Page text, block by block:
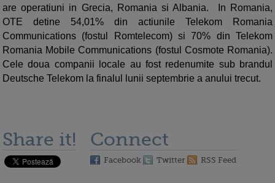
are operatiuni in Grecia, Romania si Albania. In Romania,
OTE detine 54,01% din actiunile Telekom Romania
Communications (fostul Romtelecom) si 70% din Telekom
Romania Mobile Communications (fostul Cosmote Romania).
Cele doua companii locale au fost redenumite sub brandul
Deutsche Telekom la finalul lunii septembrie a anului trecut.
Share it! Connect
Facebook Twitter RSS Feed